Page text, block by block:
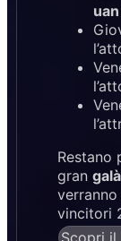
Restano
gran
vincitori
Scopri il